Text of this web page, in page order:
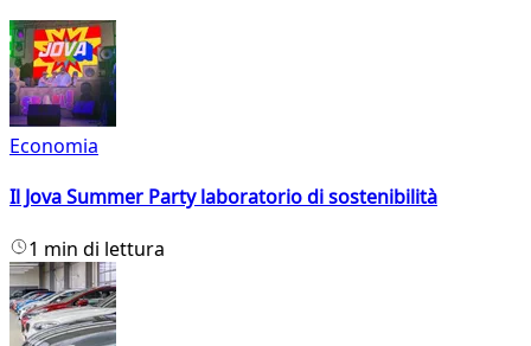
Economia
Il Jova Summer Party laboratorio di sostenibilità
1 min di lettura